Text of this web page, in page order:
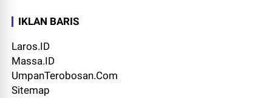
IKLAN BARIS
Laros.ID
Massa.ID
UmpanTerobosan.Com
Sitemap